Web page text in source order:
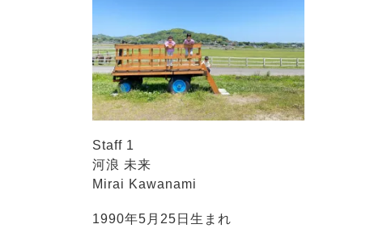
Staff 1
河浪 未来
Mirai Kawanami
1990年5月25日生まれ